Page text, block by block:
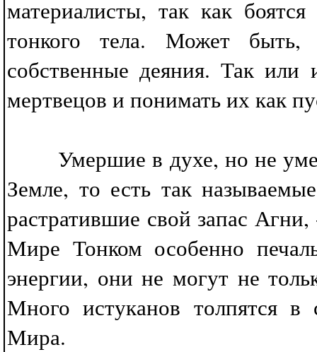
материалисты, так как
тонкого тела. Может быть,
собственные деяния. Так
мертвецов и понимать их как
Умершие в духе, но не
Земле, то есть так
растратившие свой запас
Мире Тонком особенно
энергии, они не могут не
Много истуканов толпятся в
Мира.